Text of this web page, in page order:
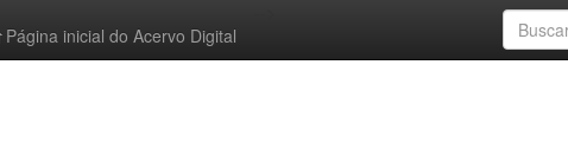
Página inicial do Acervo Digital